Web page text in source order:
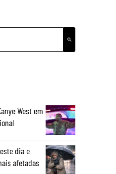
West em
dia e
afetadas